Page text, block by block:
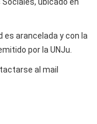
es arancelada y con la
por la UNJu.
al mail